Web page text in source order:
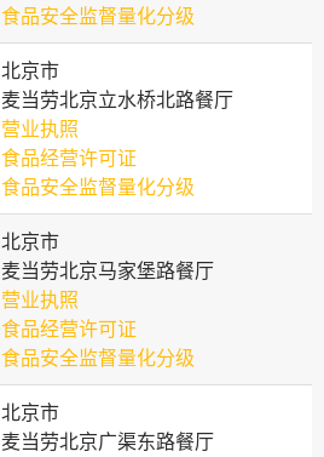
食品安全监督量化分级
北京市
麦当劳北京立水桥北路餐厅
营业执照
食品经营许可证
食品安全监督量化分级
北京市
麦当劳北京马家堡路餐厅
营业执照
食品经营许可证
食品安全监督量化分级
北京市
麦当劳北京广渠东路餐厅